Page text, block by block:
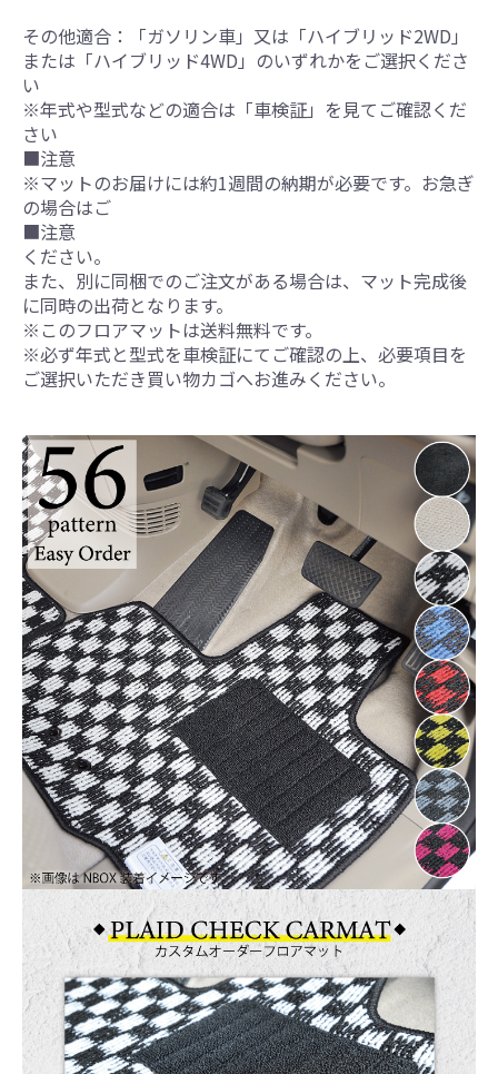
その他適合：「ガソリン車」又は「ハイブリッド2WD」
または「ハイブリッド4WD」のいずれかをご選択くださ
い
※年式や型式などの適合は「車検証」を見てご確認くだ
さい
■注意
※マットのお届けには約1週間の納期が必要です。お急ぎ
の場合はご
■注意
ください。
また、別に同梱でのご注文がある場合は、マット完成後
に同時の出荷となります。
※このフロアマットは送料無料です。
※必ず年式と型式を車検証にてご確認の上、必要項目を
ご選択いただき買い物カゴへお進みください。